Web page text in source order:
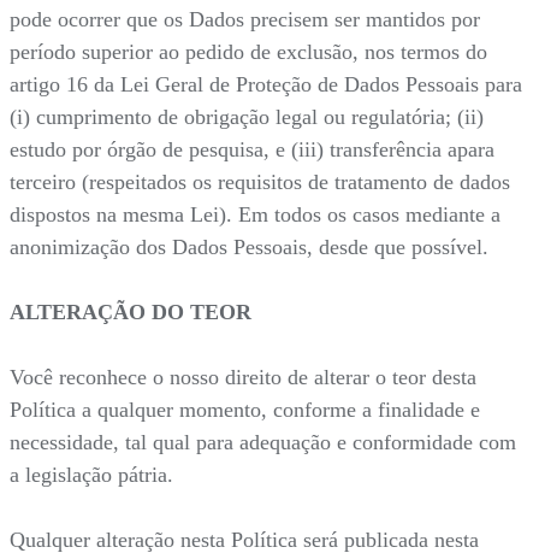
pode ocorrer que os Dados precisem ser mantidos por
período superior ao pedido de exclusão, nos termos do
artigo 16 da Lei Geral de Proteção de Dados Pessoais para
(i) cumprimento de obrigação legal ou regulatória; (ii)
estudo por órgão de pesquisa, e (iii) transferência apara
terceiro (respeitados os requisitos de tratamento de dados
dispostos na mesma Lei). Em todos os casos mediante a
anonimização dos Dados Pessoais, desde que possível.
ALTERAÇÃO DO TEOR
Você reconhece o nosso direito de alterar o teor desta
Política a qualquer momento, conforme a finalidade e
necessidade, tal qual para adequação e conformidade com
a legislação pátria.
Qualquer alteração nesta Política será publicada nesta